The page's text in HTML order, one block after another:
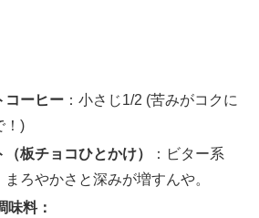
コーヒー ：小さじ1/2 (苦みがコクに
！)
板チョコひとかけ）
：ビター系
ろやかさと深みが増すんや。
味料：